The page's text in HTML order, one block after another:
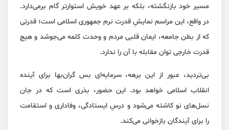
مسیر خود بازنگشته، بلکه بر عهد خویش استوارتر گام برمی‌دارد.
در واقع، این مراسم نمایشِ قدرت نرم جمهوری اسلامی است؛ قدرتی
که از بطن جامعه، ایمان قلبی مردم و وحدت کلمه می‌جوشد و هیچ
قدرت خارجی توان مقابله با آن را ندارد.
بی‌تردید، عبور از این برهه، سرمایه‌ای بس گران‌بها برای آینده
انقلاب اسلامی خواهد بود. این حضور، بذری است که در جان
نسل‌های نو کاشته می‌شود و درسِ ایستادگی، وفاداری و استقامت
را برای آیندگان بازخوانی می‌کند.